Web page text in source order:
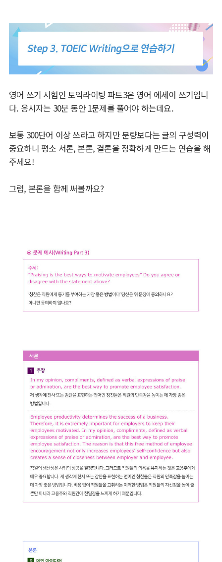
영어 쓰기 시험인 토익라이팅 파트3은 영어 에세이 쓰기입니
다. 응시자는 30분 동안 1문제를 풀어야 하는데요.
보통 300단어 이상 쓰라고 하지만 분량보다는 글의 구성력이
중요하니 평소 서론, 본론, 결론을 정확하게 만드는 연습을 해
주세요!
그럼, 본론을 함께 써볼까요?